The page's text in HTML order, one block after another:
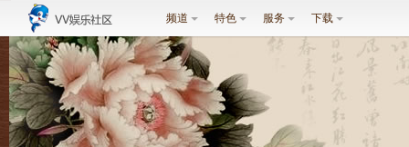
频道 特色 服务 下载